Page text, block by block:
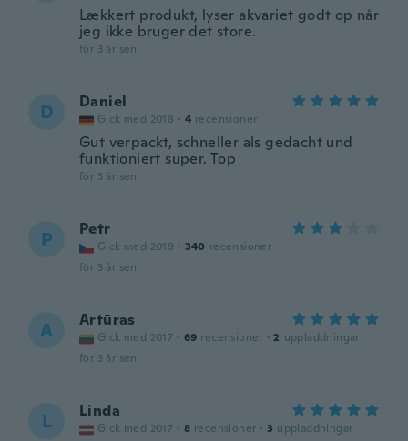
Lækkert produkt, lyser akvariet godt op når
jeg ikke bruger det store.
för 3 år sen
D Daniel
Gick med 2018 · 4 recensioner
Gut verpackt, schneller als gedacht und
funktioniert super. Top
för 3 år sen
P Petr
Gick med 2019 · 340 recensioner
för 3 år sen
A Artūras
Gick med 2017 · 69 recensioner · 2 uppladdningar
för 3 år sen
L Linda
Gick med 2017 · 8 recensioner · 3 uppladdningar